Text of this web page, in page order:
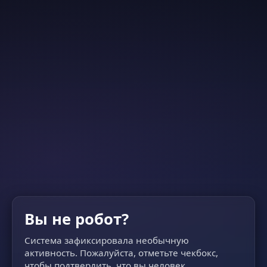
Вы не робот?
Система зафиксировала необычную
активность. Пожалуйста, отметьте чекбокс,